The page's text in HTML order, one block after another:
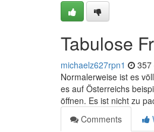
Tabulose
michaelz627rpn1 357
Normalerweise ist es
es auf Österreichs
öffnen. Es ist nicht zu
Comments